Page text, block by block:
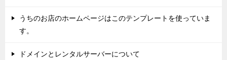
うちのお店のホームページはこのテンプレートを使っていま
す。
ドメインとレンタルサーバーについて